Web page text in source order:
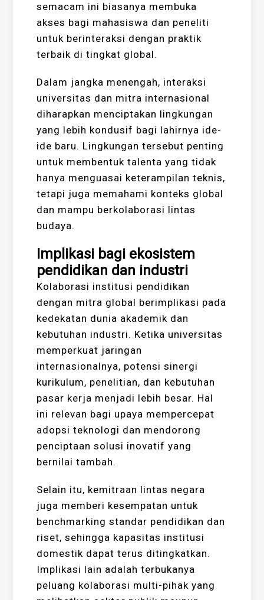
semacam ini biasanya membuka
akses bagi mahasiswa dan peneliti
untuk berinteraksi dengan praktik
terbaik di tingkat global.
Dalam jangka menengah, interaksi
universitas dan mitra internasional
diharapkan menciptakan lingkungan
yang lebih kondusif bagi lahirnya ide-
ide baru. Lingkungan tersebut penting
untuk membentuk talenta yang tidak
hanya menguasai keterampilan teknis,
tetapi juga memahami konteks global
dan mampu berkolaborasi lintas
budaya.
Implikasi bagi ekosistem
pendidikan dan industri
Kolaborasi institusi pendidikan
dengan mitra global berimplikasi pada
kedekatan dunia akademik dan
kebutuhan industri. Ketika universitas
memperkuat jaringan
internasionalnya, potensi sinergi
kurikulum, penelitian, dan kebutuhan
pasar kerja menjadi lebih besar. Hal
ini relevan bagi upaya mempercepat
adopsi teknologi dan mendorong
penciptaan solusi inovatif yang
bernilai tambah.
Selain itu, kemitraan lintas negara
juga memberi kesempatan untuk
benchmarking standar pendidikan dan
riset, sehingga kapasitas institusi
domestik dapat terus ditingkatkan.
Implikasi lain adalah terbukanya
peluang kolaborasi multi-pihak yang